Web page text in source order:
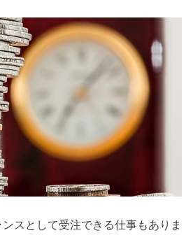
スとして受注できる仕事もありま